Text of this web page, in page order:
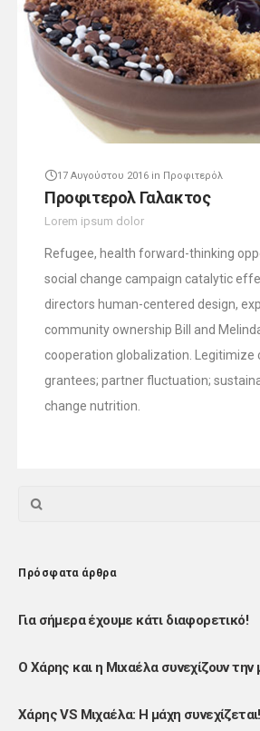
17 Αυγούστου 2016 in Προφιτερόλ
Προφιτερολ Γαλακτος
Lorem ipsum dolor
Refugee, health forward-thinking
social change campaign catalytic
directors human-centered design,
community ownership Bill and
cooperation globalization. Legitimize
grantees; partner fluctuation;
change nutrition.
Πρόσφατα άρθρα
Για σήμερα έχουμε κάτι διαφορετικό!
Ο Χάρης και η Μιxαέλα συνεχίζουν
Χάρης VS Μιχαέλα: Η μάχη συνεχίζεται!